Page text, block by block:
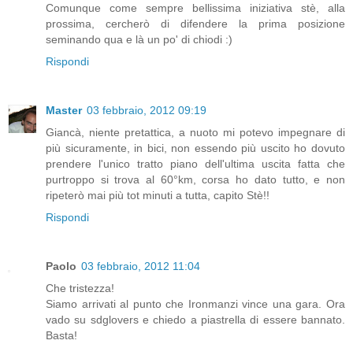
Comunque come sempre bellissima iniziativa stè, alla
prossima, cercherò di difendere la prima posizione
seminando qua e là un po' di chiodi :)
Rispondi
Master 03 febbraio, 2012 09:19
Giancà, niente pretattica, a nuoto mi potevo impegnare di
più sicuramente, in bici, non essendo più uscito ho dovuto
prendere l'unico tratto piano dell'ultima uscita fatta che
purtroppo si trova al 60°km, corsa ho dato tutto, e non
ripeterò mai più tot minuti a tutta, capito Stè!!
Rispondi
Paolo 03 febbraio, 2012 11:04
Che tristezza!
Siamo arrivati al punto che Ironmanzi vince una gara. Ora
vado su sdglovers e chiedo a piastrella di essere bannato.
Basta!